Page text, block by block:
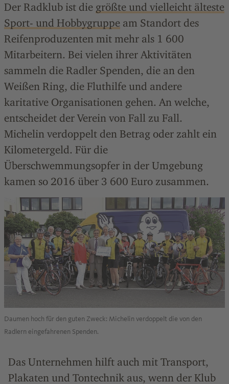
Der Radklub ist die größte und vielleicht älteste
Sport- und Hobbygruppe am Standort des
Reifenproduzenten mit mehr als 1 600
Mitarbeitern. Bei vielen ihrer Aktivitäten
sammeln die Radler Spenden, die an den
Weißen Ring, die Fluthilfe und andere
karitative Organisationen gehen. An welche,
entscheidet der Verein von Fall zu Fall.
Michelin verdoppelt den Betrag oder zahlt ein
Kilometergeld. Für die
Überschwemmungsopfer in der Umgebung
kamen so 2016 über 3 600 Euro zusammen.
Daumen hoch für den guten Zweck: Michelin verdoppelt die von den
Radlern eingefahrenen Spenden.
Das Unternehmen hilft auch mit Transport,
Plakaten und Tontechnik aus, wenn der Klub